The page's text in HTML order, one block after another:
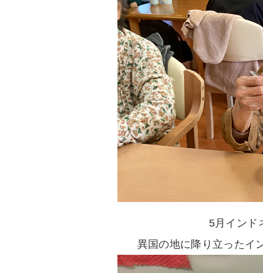
5月インド
異国の地に降り立ったイ